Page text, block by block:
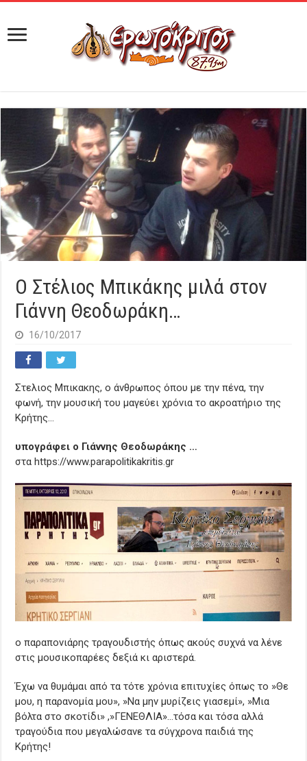
Ο Στέλιος Μπικάκης μιλά στον
Γιάννη Θεοδωράκη…
16/10/2017
Στελιος Μπικακης, ο άνθρωπος όπου με την πένα, την
φωνή, την μουσική του μαγεύει χρόνια το ακροατήριο της
Κρήτης…
υπογράφει ο Γιάννης Θεοδωράκης …
στα https://www.parapolitikakritis.gr
ο παραπονιάρης τραγουδιστής όπως ακούς συχνά να λένε
στις μουσικοπαρέες δεξιά κι αριστερά.
Έχω να θυμάμαι από τα τότε χρόνια επιτυχίες όπως το »Θε
μου, η παρανομία μου», »Να μην μυρίζεις γιασεμί», »Μια
βόλτα στο σκοτίδι» ,»ΓΕΝΕΘΛΙΑ»…τόσα και τόσα αλλά
τραγούδια που μεγαλώσανε τα σύγχρονα παιδιά της
Κρήτης!